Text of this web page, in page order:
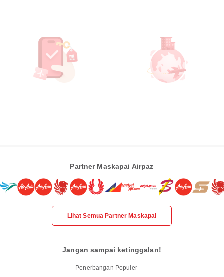
Partner Maskapai Airpaz
Lihat Semua Partner Maskapai
Jangan sampai ketinggalan!
Penerbangan Populer